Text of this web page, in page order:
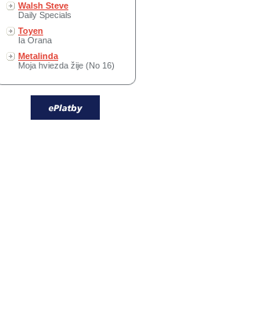
Walsh Steve
Daily Specials
Toyen
Ia Orana
Metalinda
Moja hviezda žije (No 16)